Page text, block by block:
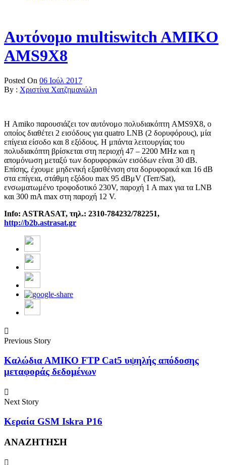
Αυτόνομο multiswitch AMIKO
AMS9X8
Posted On 06 Ιούλ 2017
By : Χριστίνα Χατζημανώλη
Η Amiko παρουσιάζει τον αυτόνομο πολυδιακόπτη AMS9X8, ο
οποίος διαθέτει 2 εισόδους για quatro LNB (2 δορυφόρους), μία
επίγεια είσοδο και 8 εξόδους. Η μπάντα λειτουργίας του
πολυδιακόπτη βρίσκεται στη περιοχή 47 – 2200 MHz και η
απομόνωση μεταξύ των δορυφορικών εισόδων είναι 30 dB.
Επίσης, έχουμε μηδενική εξασθένιση στα δορυφορικά και 16 dB
στα επίγεια, στάθμη εξόδου max 95 dBμV (Terr/Sat),
ενσωματωμένο τροφοδοτικό 230V, παροχή 1 Α max για τα LNB
και 300 mA max στη παροχή 12 V.
Info: ASTRASAT, τηλ.: 2310-784232/782251,
http://b2b.astrasat.gr
Previous Story
Καλώδια ΑΜΙΚΟ FTP Cat5 υψηλής απόδοσης
μεταφοράς δεδομένων
Next Story
Κεραία GSM Iskra P16
ΑΝΑΖΗΤΗΣΗ